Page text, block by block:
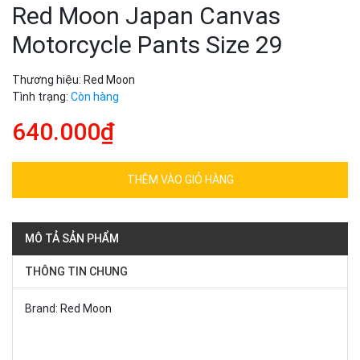
Red Moon Japan Canvas
Motorcycle Pants Size 29
Thương hiệu: Red Moon
Tình trạng: Còn hàng
640.000₫
THÊM VÀO GIỎ HÀNG
MÔ TẢ SẢN PHẨM
THÔNG TIN CHUNG
Brand: Red Moon